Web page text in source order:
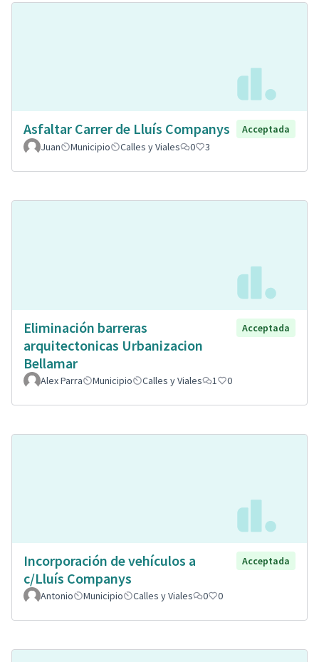
Asfaltar Carrer de Lluís Companys
Acceptada
Juan
Municipio Calles y Viales 0 3
Eliminación barreras
arquitectonicas Urbanizacion
Bellamar
Acceptada
Alex Parra Municipio Calles y Viales 1 0
Incorporación de vehículos a
c/Lluís Companys
Acceptada
Antonio Municipio Calles y Viales 0 0